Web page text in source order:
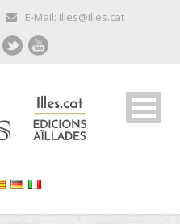
E-Mail: illes@illes.cat